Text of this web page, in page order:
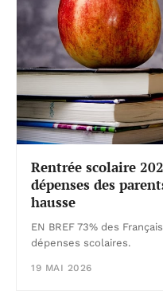
Rentrée scolaire
dépenses des
hausse
EN BREF 73% des
dépenses scolaires.
19 MAI 2026